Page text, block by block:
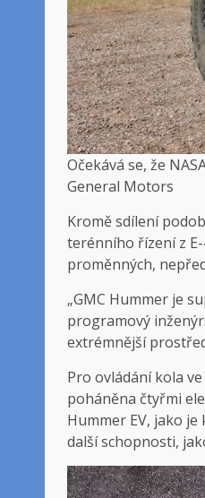
Očekává se, že
General Motors
Kromě sdílení
terénního řízení z
proměnných,
„GMC Hummer je
programový
extrémnější
Pro ovládání kola
poháněna čtyřmi
Hummer EV, jako
další schopnosti,